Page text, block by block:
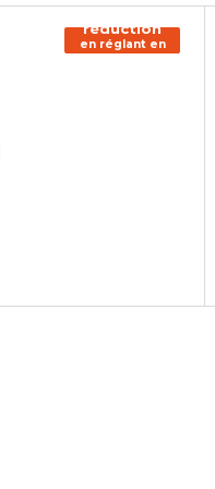
150€ de
réduction
en réglant en
chèque